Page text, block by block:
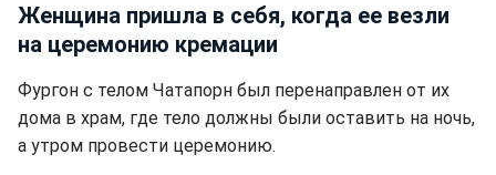
Женщина пришла в себя, когда ее везли
на церемонию кремации
Фургон с телом Чатапорн был перенаправлен от их
дома в храм, где тело должны были оставить на ночь,
а утром провести церемонию.